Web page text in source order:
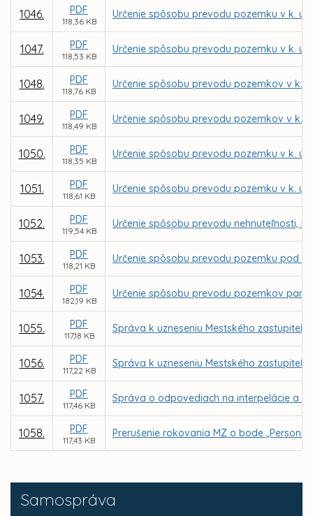
Samospráva
1046. PDF
118,36 KB
Určenie spôsobu prevodu pozemku v k. ú.
1047. PDF
118,53 KB
Určenie spôsobu prevodu pozemku v k.
1048. PDF
118,76 KB
Určenie spôsobu prevodu pozemkov v k.
1049. PDF
118,49 KB
Určenie spôsobu prevodu pozemkov v k.
1050. PDF
118,35 KB
Určenie spôsobu prevodu pozemku v k. ú.
1051. PDF
118,61 KB
Určenie spôsobu prevodu pozemku v k.
1052. PDF
119,54 KB
Určenie spôsobu prevodu nehnuteľnosti,
1053. PDF
118,21 KB
Určenie spôsobu prevodu pozemku pod
1054. PDF
182,19 KB
Určenie spôsobu prevodu pozemkov parc.
1055. PDF
117,18 KB
Správa k uzneseniu Mestského
1056. PDF
117,22 KB
Správa k uzneseniu Mestského
1057. PDF
117,46 KB
Správa o odpovediach na interpelácie a
1058. PDF
117,43 KB
Prerušenie rokovania MZ o bode